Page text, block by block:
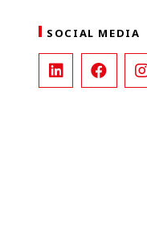
SOCIAL MEDIA